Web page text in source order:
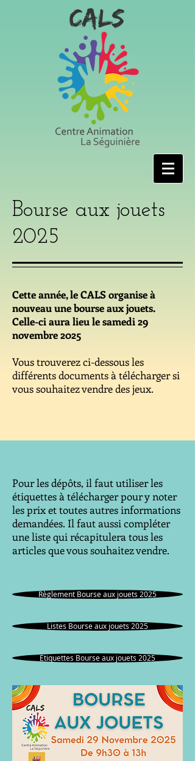
Bourse aux jouets
2025
Cette année, le CALS organise à
nouveau une bourse aux jouets.
Celle-ci aura lieu le samedi 29
novembre 2025
Vous trouverez ci-dessous les
différents documents à télécharger si
vous souhaitez vendre des jeux.
Pour les dépôts, il faut utiliser les
étiquettes à télécharger pour y noter
les prix et toutes autres informations
demandées. Il faut aussi compléter
une liste qui récapitulera tous les
articles que vous souhaitez vendre.
Règlement Bourse aux jouets 2025
Listes Bourse aux jouets 2025
Etiquettes Bourse aux jouets 2025